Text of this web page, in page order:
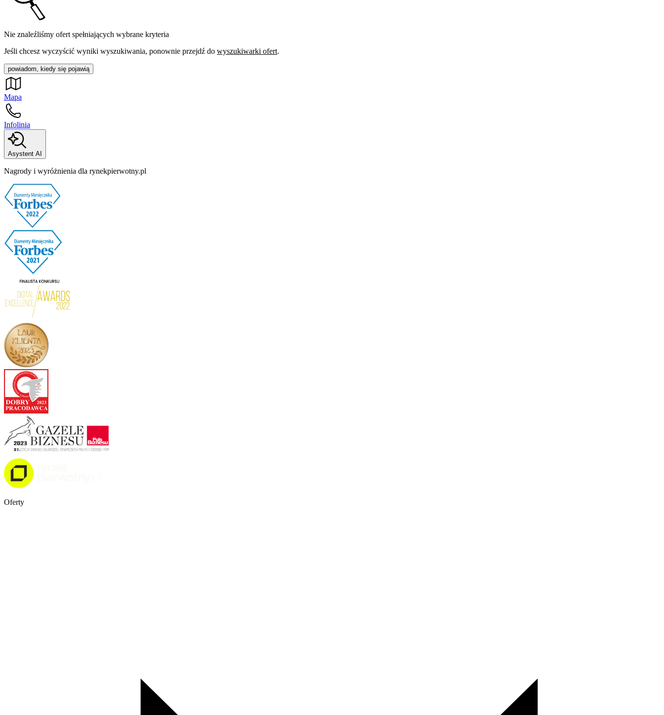
Nie znaleźliśmy ofert spełniających wybrane kryteria
Jeśli chcesz wyczyścić wyniki wyszukiwania, ponownie przejdź do wyszukiwarki ofert.
powiadom, kiedy się pojawią
Mapa
Infolinia
Asystent AI
Nagrody i wyróżnienia dla rynekpierwotny.pl
Oferty